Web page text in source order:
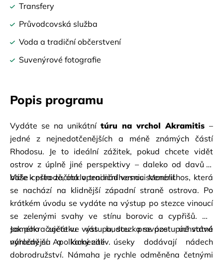
Transfery
Průvodcovská služba
Voda a tradiční občerstvení
Suvenýrové fotografie
Popis programu
Vydáte se na unikátní túru na vrchol Akramitis –
jedné z nejnedotčenějších a méně známých částí
Rhodosu. Je to ideální zážitek, pokud chcete vidět
ostrov z úplně jiné perspektivy – daleko od davů a
blíže k přírodě, obklopeni nádhernou scenérií.
Vaše cesta začíná v tradiční vesnici Monolithos, která
se nachází na klidnější západní straně ostrova. Po
krátkém úvodu se vydáte na výstup po stezce vinoucí
se zelenými svahy ve stínu borovic a cypřišů. Od
samého začátku vás budou provázet úchvatné
výhledy na Apollácký záliv.
Jak pokračujete ve výstupu, stezka se postupně stává
náročnější a kamenité úseky dodávají nádech
dobrodružství. Námaha je rychle odměněna četnými